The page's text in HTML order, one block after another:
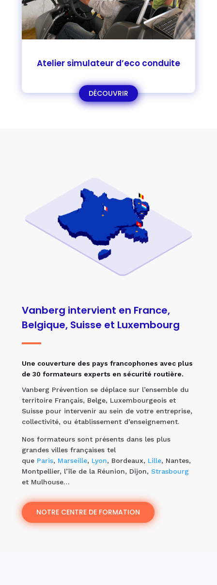
Atelier simulateur d’eco conduite
DÉCOUVRIR
Vanberg intervient en France,
Belgique, Suisse et Luxembourg
Une couverture des pays francophones avec plus
de 30 formateurs experts en sécurité routière.
Vanberg Prévention se déplace sur l’ensemble du
territoire Français, Belge, Luxembourgeois et
Suisse pour intervenir au sein de votre entreprise,
collectivité, ou établissement d’enseignement.
Nos formateurs sont présents dans les plus
grandes villes françaises tel
que Paris, Marseille, Lyon, Bordeaux, Lille, Nantes,
Montpellier, l’île de la Réunion, Dijon, Strasbourg
et Mulhouse…
NOTRE CENTRE DE FORMATION